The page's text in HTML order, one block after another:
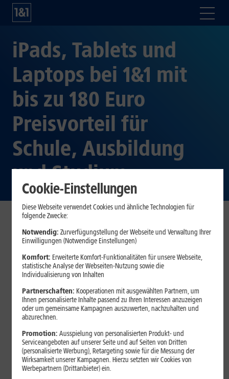
iPads, Tablets und
Laptops bei 1&1 mit
bis zu 180 Euro
Preisvorteil für
Schule, Ausbildung
und Studium
Aktion von 1&1 zum Schul- und Ausbildungsstart:
Zugaben wie Apple Pencil oder mobiler Tastatur
und hohem Preisvorteil von bis zu 180 Euro*
Sonderkonditionen für junge Erwachsene bis 29
Jahre: Mobil oder in der neuen Wohnung digital
Tarifen von 1&1 als technische Basis.
Sicherer Einstieg für (Schul-)Kinder: Mit dem 1&1
Kids-Tarif bei voller Kostenkontrolle in den ersten
6 Monaten ab 3,99 Euro* monatlich in Verbindung
Cookie-Einstellungen
Diese Webseite verwendet Cookies und ähnliche Technologien für
folgende Zwecke:
Notwendig: Zurverfügungstellung der Webseite und Verwaltung Ihrer
Einwilligungen (Notwendige Einstellungen)
Komfort: Erweiterte Komfort-Funktionalitäten für unsere Webseite,
statistische Analyse der Webseiten-Nutzung sowie die
Individualisierung von Inhalten
Partnerschaften: Kooperationen mit ausgewählten Partnern, um
Ihnen personalisierte Inhalte passend zu Ihren Interessen anzuzeigen
oder um gemeinsame Kampagnen auszuwerten, nachzuhalten und
abzurechnen.
Promotion:Ausspielung von personalisierten Produkt- und
Serviceangeboten auf unserer Seite und auf Seiten von Dritten
(personalisierte Werbung), Retargeting sowie für die Messung der
Wirksamkeit unserer Kampagnen. Hierzu setzten wir Cookies von
Werbepartnern (Drittanbieter) ein.